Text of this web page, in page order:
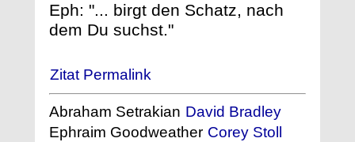
Eph: "... birgt den Schatz, nach
dem Du suchst."
Zitat Permalink
Abraham Setrakian David Bradley
Ephraim Goodweather Corey Stoll